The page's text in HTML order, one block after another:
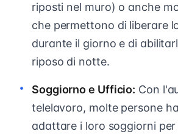
riposti nel muro) o anche
che permettono di liberare
durante il giorno e di
riposo di notte.
Soggiorno e Ufficio: Con
telelavoro, molte persone
adattare i loro soggiorni per